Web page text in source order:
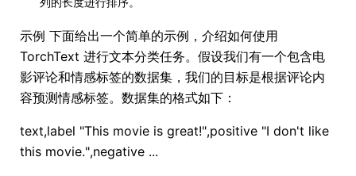
示例 下面给出一个简单的示例，介绍如何使用
TorchText 进行文本分类任务。假设我们有一个包含电
影评论和情感标签的数据集，我们的目标是根据评论内
容预测情感标签。数据集的格式如下：
text,label "This movie is great!",positive "I don't like
this movie.",negative ...